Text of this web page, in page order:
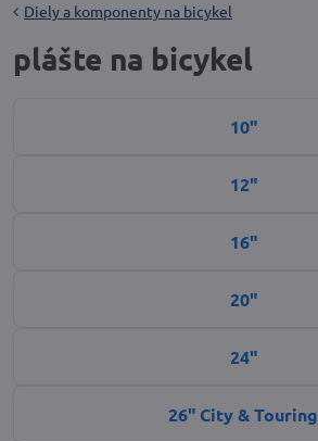
Diely a komponenty na bicykel
plášte na bicykel
10"
12"
16"
20"
24"
26" City & Touring